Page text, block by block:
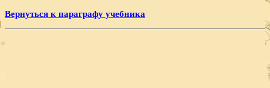
Вернуться к параграфу учебника